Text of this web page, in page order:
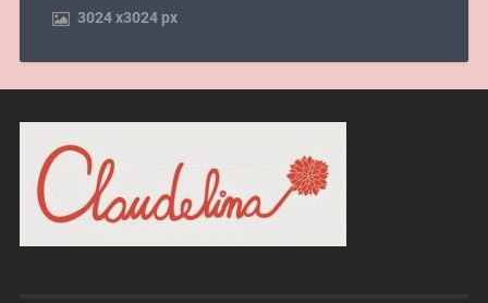
3024x3024 px